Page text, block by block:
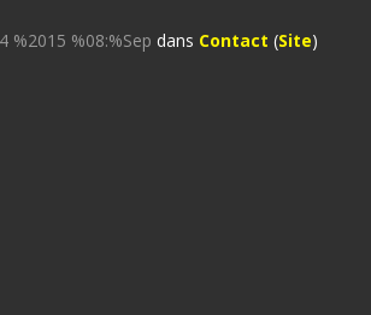
%2015 %08:%Sep dans Contact (Site)